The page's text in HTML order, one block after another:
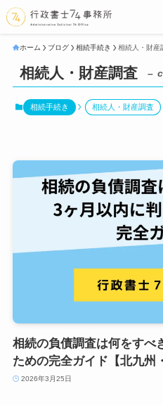
ホーム ブログ 相続手続き 相続人・財産
相続人・財産調査 –
相続手続き 相続人・財産調査
相続の負債調査は何をすべ
ための完全ガイド【北九州
2026年3月25日